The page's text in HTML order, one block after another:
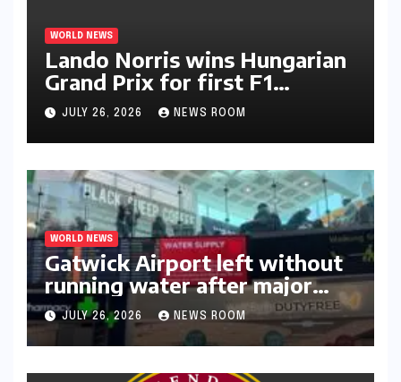
WORLD NEWS
Lando Norris wins Hungarian
Grand Prix for first F1
triumph in 2026​​
JULY 26, 2026 NEWS ROOM
WORLD NEWS
Gatwick Airport left without
running water after major
outage​​
JULY 26, 2026 NEWS ROOM